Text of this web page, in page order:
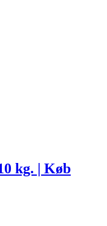
kg. | Køb